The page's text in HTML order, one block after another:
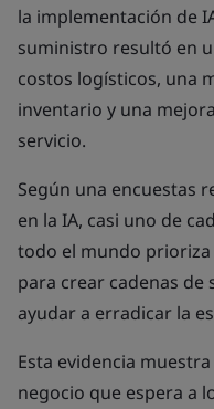
la implementación de
suministro resultó en
costos logísticos, una
inventario y una
servicio.
Según una encuestas
en la IA, casi uno de
todo el mundo prioriza
para crear cadenas
ayudar a erradicar la
Esta evidencia
negocio que espera a